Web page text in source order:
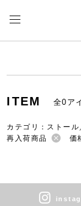
ITEM 全0ア
カテゴリ：ストール
再入荷商品
価